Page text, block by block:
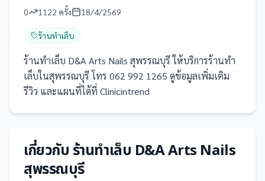
0 1122 ครั้ง 18/4/2569
ร้านทำเล็บ
ร้านทำเล็บ D&A Arts Nails สุพรรณบุรี ให้บริการร้านทำ
เล็บในสุพรรณบุรี โทร 062 992 1265 ดูข้อมูลเพิ่มเติม
รีวิว และแผนที่ได้ที่ Clinicintrend
เกี่ยวกับร้านทำเล็บ D&A Arts Nails
สุพรรณบุรี